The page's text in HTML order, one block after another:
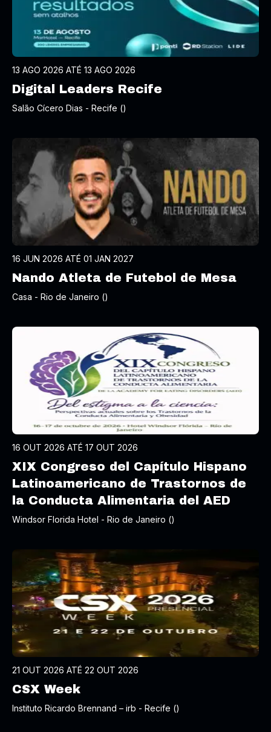
13 AGO 2026 ATÉ 13 AGO 2026
Digital Leaders Recife
Salão Cícero Dias - Recife ()
16 JUN 2026 ATÉ 01 JAN 2027
Nando Atleta de Futebol de Mesa
Casa - Rio de Janeiro ()
16 OUT 2026 ATÉ 17 OUT 2026
XIX Congreso del Capítulo Hispano
Latinoamericano de Trastornos de
la Conducta Alimentaria del AED
Windsor Florida Hotel - Rio de Janeiro ()
21 OUT 2026 ATÉ 22 OUT 2026
CSX Week
Instituto Ricardo Brennand – irb - Recife ()